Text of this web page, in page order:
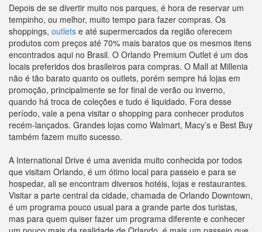
Depois de se divertir muito nos parques, é hora de reservar um
tempinho, ou melhor, muito tempo para fazer compras. Os
shoppings, outlets e até supermercados da região oferecem
produtos com preços até 70% mais baratos que os mesmos itens
encontrados aqui no Brasil. O Orlando Premium Outlet é um dos
locais preferidos dos brasileiros para compras. O Mall at Millenia
não é tão barato quanto os outlets, porém sempre há lojas em
promoção, principalmente se for final de verão ou inverno,
quando há troca de coleções e tudo é liquidado. Fora desse
período, vale a pena visitar o shopping para conhecer produtos
recém-lançados. Grandes lojas como Walmart, Macy’s e Best Buy
também fazem muito sucesso.
A International Drive é uma avenida muito conhecida por todos
que visitam Orlando, é um ótimo local para passeio e para se
hospedar, ali se encontram diversos hotéis, lojas e restaurantes.
Visitar a parte central da cidade, chamada de Orlando Downtown,
é um programa pouco usual para a grande parte dos turistas,
mas para quem quiser fazer um programa diferente e conhecer